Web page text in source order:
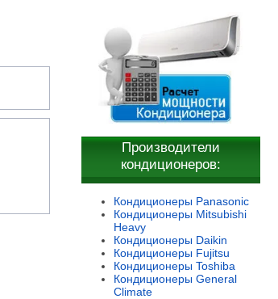
Производители
кондиционеров:
Кондиционеры Panasonic
Кондиционеры Mitsubishi
Heavy
Кондиционеры Daikin
Кондиционеры Fujitsu
Кондиционеры Toshiba
Кондиционеры General
Climate